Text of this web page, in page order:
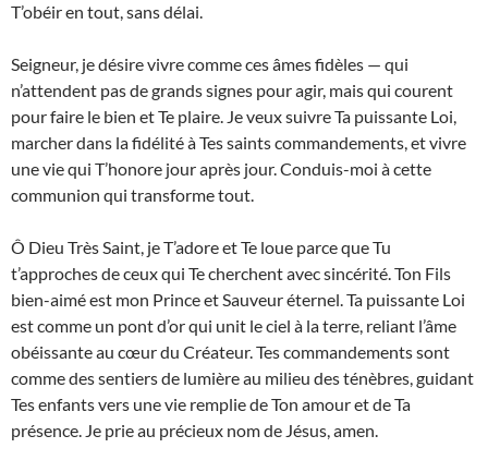
T’obéir en tout, sans délai.
Seigneur, je désire vivre comme ces âmes fidèles — qui
n’attendent pas de grands signes pour agir, mais qui courent
pour faire le bien et Te plaire. Je veux suivre Ta puissante Loi,
marcher dans la fidélité à Tes saints commandements, et vivre
une vie qui T’honore jour après jour. Conduis-moi à cette
communion qui transforme tout.
Ô Dieu Très Saint, je T’adore et Te loue parce que Tu
t’approches de ceux qui Te cherchent avec sincérité. Ton Fils
bien-aimé est mon Prince et Sauveur éternel. Ta puissante Loi
est comme un pont d’or qui unit le ciel à la terre, reliant l’âme
obéissante au cœur du Créateur. Tes commandements sont
comme des sentiers de lumière au milieu des ténèbres, guidant
Tes enfants vers une vie remplie de Ton amour et de Ta
présence. Je prie au précieux nom de Jésus, amen.